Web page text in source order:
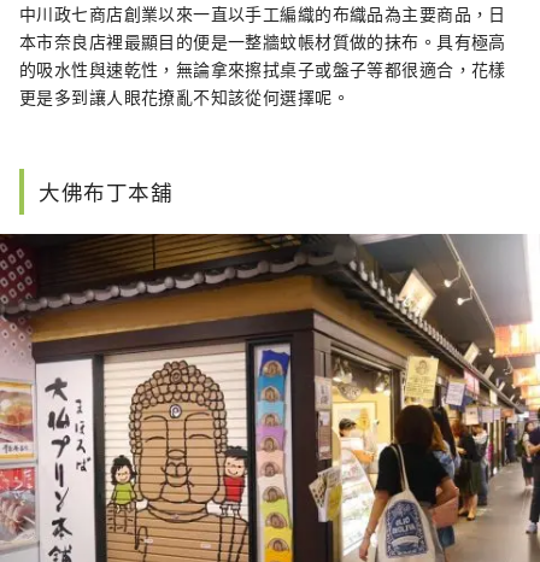
中川政七商店創業以來一直以手工編織的布織品為主要商品，日
本市奈良店裡最顯目的便是一整牆蚊帳材質做的抹布。具有極高
的吸水性與速乾性，無論拿來擦拭桌子或盤子等都很適合，花樣
更是多到讓人眼花撩亂不知該從何選擇呢。
大佛布丁本舖